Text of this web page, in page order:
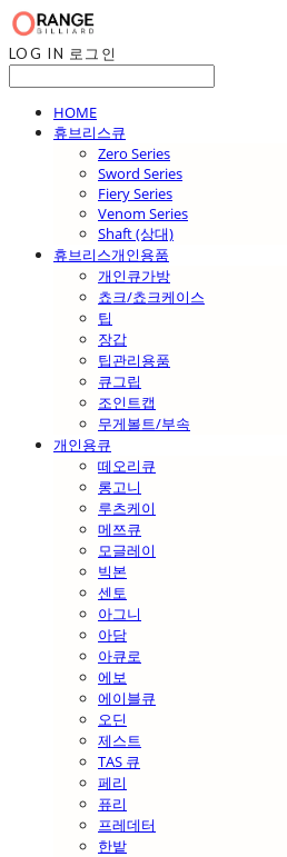
LOG IN 로그인
HOME
휴브리스큐
Zero Series
Sword Series
Fiery Series
Venom Series
Shaft (상대)
휴브리스개인용품
개인큐가방
쵸크/쵸크케이스
팁
장갑
팁관리용품
큐그립
조인트캡
무게볼트/부속
개인용큐
떼오리큐
롱고니
루츠케이
메쯔큐
모글레이
빅본
센토
아그니
아담
아큐로
에보
에이블큐
오딘
제스트
TAS 큐
페리
퓨리
프레데터
한밭